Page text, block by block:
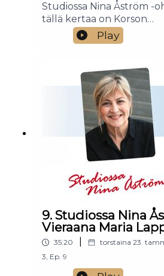
Studiossa Nina Åström -
tällä kertaa on Korson
helluntaiseurakunnan
jonka kanssa puhutaan
Play
9. Studiossa Nina
Vieraana Maria
35:20 torstaina 23.
3, Ep. 9